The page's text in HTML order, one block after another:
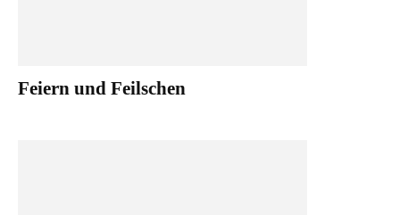
Feiern und Feilschen